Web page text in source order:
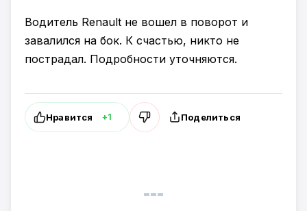
Водитель Renault не вошел в поворот и
завалился на бок. К счастью, никто не
пострадал. Подробности уточняются.
Нравится +1 Поделиться